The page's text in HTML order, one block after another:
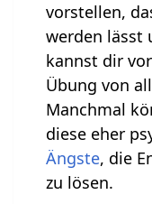
vorstellen,
werden lässt
kannst dir
Übung von
Manchmal
diese eher
Ängste, die
zu lösen.